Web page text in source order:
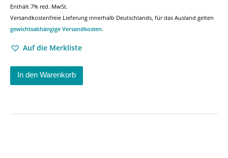
Enthält 7% red. MwSt.
Versandkostenfreie Lieferung innerhalb Deutschlands, für das Ausland gelten
gewichtsabhängige Versandkosten.
Auf die Merkliste
In den Warenkorb